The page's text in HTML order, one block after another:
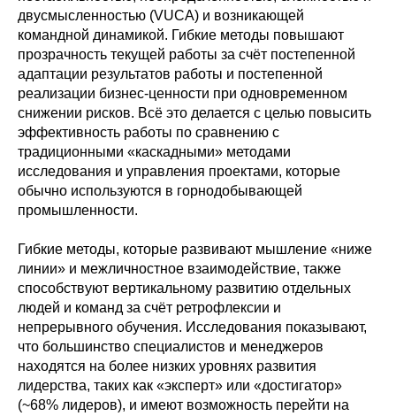
двусмысленностью (VUCA) и возникающей
командной динамикой. Гибкие методы повышают
прозрачность текущей работы за счёт постепенной
адаптации результатов работы и постепенной
реализации бизнес-ценности при одновременном
снижении рисков. Всё это делается с целью повысить
эффективность работы по сравнению с
традиционными «каскадными» методами
исследования и управления проектами, которые
обычно используются в горнодобывающей
промышленности.
Гибкие методы, которые развивают мышление «ниже
линии» и межличностное взаимодействие, также
способствуют вертикальному развитию отдельных
людей и команд за счёт ретрофлексии и
непрерывного обучения. Исследования показывают,
что большинство специалистов и менеджеров
находятся на более низких уровнях развития
лидерства, таких как «эксперт» или «достигатор»
(~68% лидеров), и имеют возможность перейти на